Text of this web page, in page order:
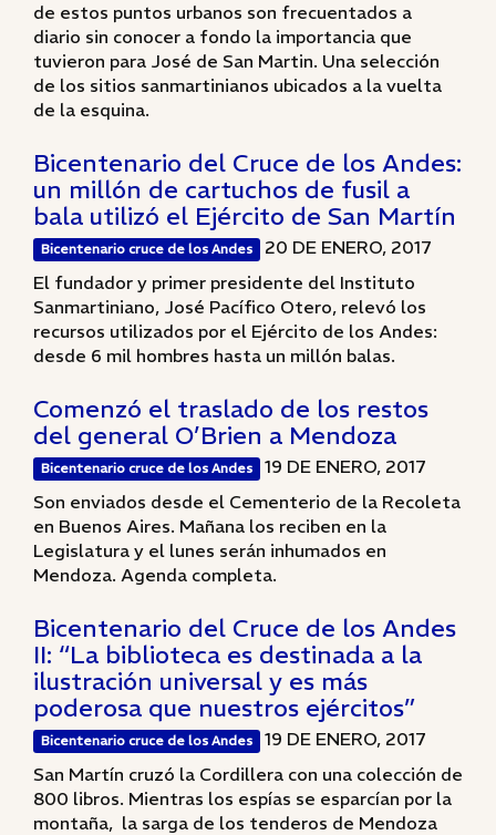
de estos puntos urbanos son frecuentados a
diario sin conocer a fondo la importancia que
tuvieron para José de San Martin. Una selección
de los sitios sanmartinianos ubicados a la vuelta
de la esquina.
Bicentenario del Cruce de los Andes:
un millón de cartuchos de fusil a
bala utilizó el Ejército de San Martín
Bicentenario cruce de los Andes
20 DE ENERO, 2017
El fundador y primer presidente del Instituto
Sanmartiniano, José Pacífico Otero, relevó los
recursos utilizados por el Ejército de los Andes:
desde 6 mil hombres hasta un millón balas.
Comenzó el traslado de los restos
del general O’Brien a Mendoza
Bicentenario cruce de los Andes
19 DE ENERO, 2017
Son enviados desde el Cementerio de la Recoleta
en Buenos Aires. Mañana los reciben en la
Legislatura y el lunes serán inhumados en
Mendoza. Agenda completa.
Bicentenario del Cruce de los Andes
II: “La biblioteca es destinada a la
ilustración universal y es más
poderosa que nuestros ejércitos”
Bicentenario cruce de los Andes
19 DE ENERO, 2017
San Martín cruzó la Cordillera con una colección de
800 libros. Mientras los espías se esparcían por la
montaña, la sarga de los tenderos de Mendoza